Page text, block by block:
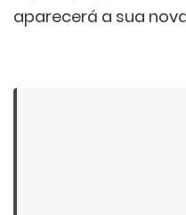
aparecerá a sua